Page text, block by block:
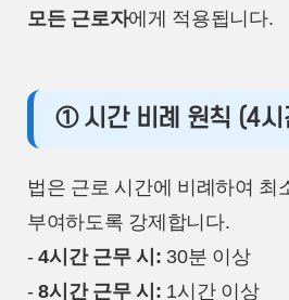
모든 근로자에게 적용됩니다.
① 시간 비례 원칙 (4
법은 근로 시간에 비례하여 최
부여하도록 강제합니다.
-4시간 근무 시: 30분 이상
-8시간 근무 시: 1시간 이상